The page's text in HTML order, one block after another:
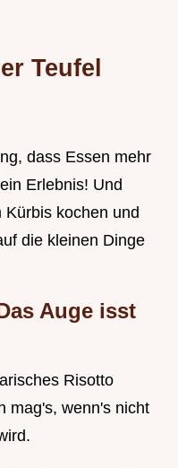
Teufel
dass Essen mehr
Erlebnis! Und
kochen und
die kleinen Dinge
Auge isst
Risotto
mag's, wenn's nicht